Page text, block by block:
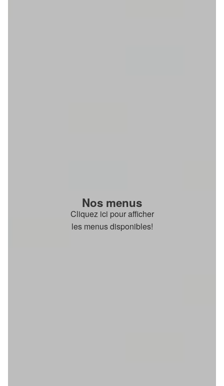
Nos menus
Cliquez ici pour afficher
les menus disponibles!